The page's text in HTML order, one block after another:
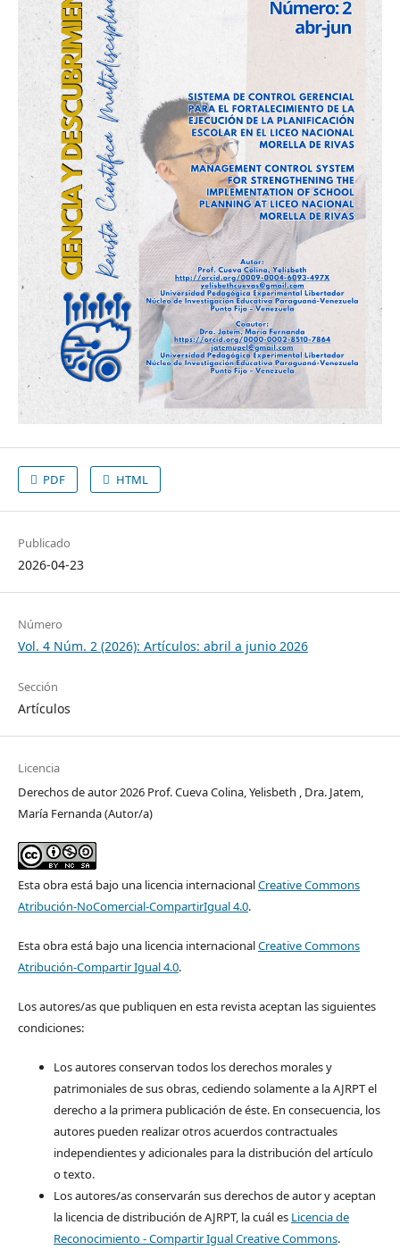
PDF HTML
Publicado
2026-04-23
Número
Vol. 4 Núm. 2 (2026): Artículos: abril a junio 2026
Sección
Artículos
Licencia
Derechos de autor 2026 Prof. Cueva Colina, Yelisbeth , Dra. Jatem,
María Fernanda (Autor/a)
Esta obra está bajo una licencia internacionalCreative Commons
Atribución-NoComercial-CompartirIgual 4.0.
Esta obra está bajo una licencia internacionalCreative Commons
Atribución-Compartir Igual 4.0.
Los autores/as que publiquen en esta revista aceptan las siguientes
condiciones:
Los autores conservan todos los derechos morales y
patrimoniales de sus obras, cediendo solamente a la AJRPT el
derecho a la primera publicación de éste. En consecuencia, los
autores pueden realizar otros acuerdos contractuales
independientes y adicionales para la distribución del artículo
o texto.
Los autores/as conservarán sus derechos de autor y aceptan
la licencia de distribución de AJRPT, la cuál es Licencia de
Reconocimiento - Compartir Igual Creative Commons.